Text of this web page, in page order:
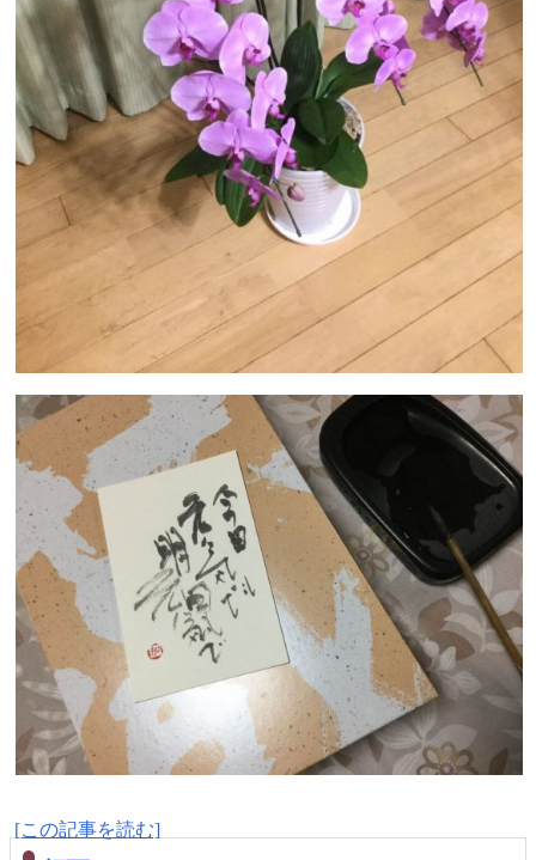
[この記事を読む]